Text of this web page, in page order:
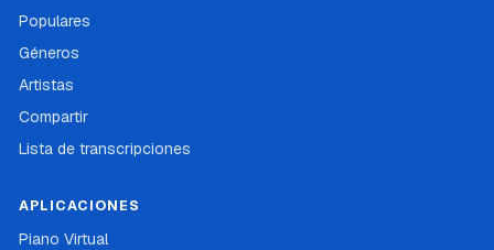
Populares
Géneros
Artistas
Compartir
Lista de transcripciones
APLICACIONES
Piano Virtual